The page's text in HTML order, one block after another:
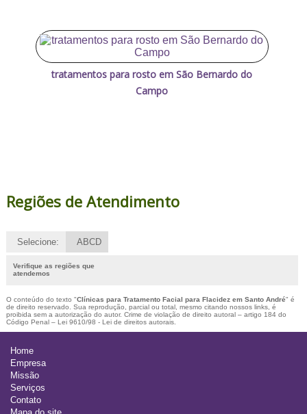
tratamentos para rosto em São Bernardo do
Campo
Regiões de Atendimento
Selecione: ABCD
Verifique as regiões que
atendemos
O conteúdo do texto "Clínicas para Tratamento Facial para Flacidez em Santo André" é
de direito reservado. Sua reprodução, parcial ou total, mesmo citando nossos links, é
proibida sem a autorização do autor. Crime de violação de direito autoral – artigo 184 do
Código Penal – Lei 9610/98 - Lei de direitos autorais.
Home
Empresa
Missão
Serviços
Contato